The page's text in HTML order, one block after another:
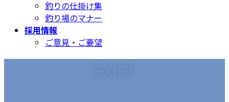
釣りの仕掛け集
釣り場のマナー
採用情報
ご意見・ご要望